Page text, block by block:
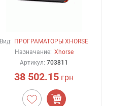
Вид: ПРОГРАМАТОРЫ XHORSE
Назначание: Xhorse
Артикул:703811
38 502.15 грн